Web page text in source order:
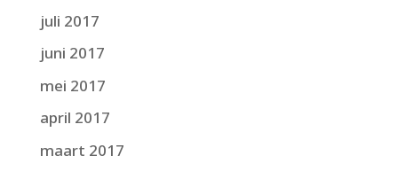
juli 2017
juni 2017
mei 2017
april 2017
maart 2017